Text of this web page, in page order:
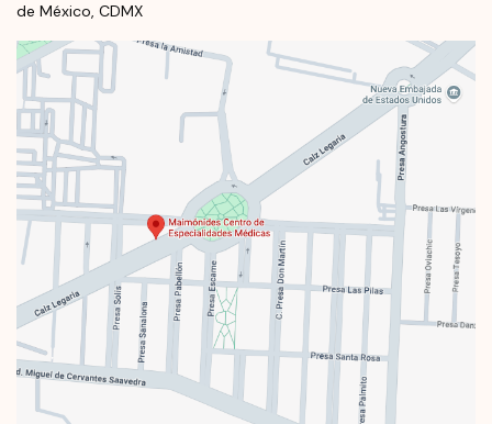
de México, CDMX